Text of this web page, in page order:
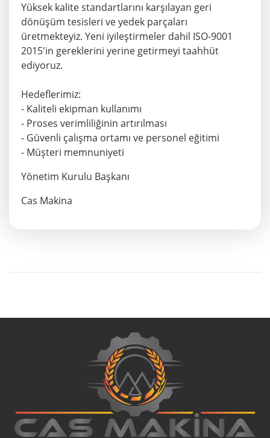
Yüksek kalite standartlarını karşılayan geri
dönüşüm tesisleri ve yedek parçaları
üretmekteyiz. Yeni iyileştirmeler dahil ISO-9001
2015'in gereklerini yerine getirmeyi taahhüt
ediyoruz.
Hedeflerimiz:
- Kaliteli ekipman kullanımı
- Proses verimliliğinin artırılması
- Güvenli çalışma ortamı ve personel eğitimi
- Müşteri memnuniyeti
Yönetim Kurulu Başkanı
Cas Makina